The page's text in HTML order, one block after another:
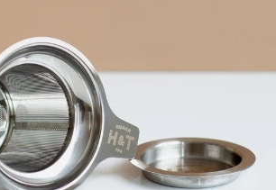
90°C 1
Ingrédients